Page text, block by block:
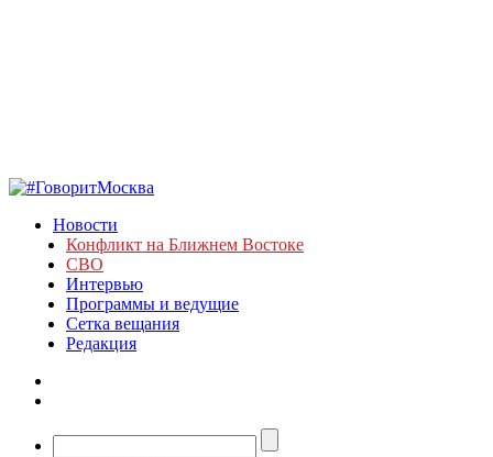
Новости
Конфликт на Ближнем Востоке
СВО
Интервью
Программы и ведущие
Сетка вещания
Редакция